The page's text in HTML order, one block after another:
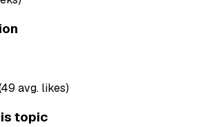
avg. likes)
topic